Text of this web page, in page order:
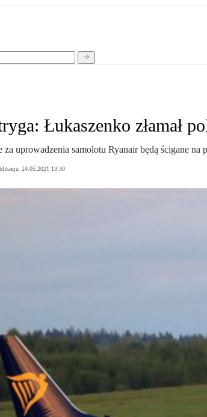
Łukaszenko złamał
uprowadzenia samolotu Ryanair będą ścigane
24.05.2021 13:30